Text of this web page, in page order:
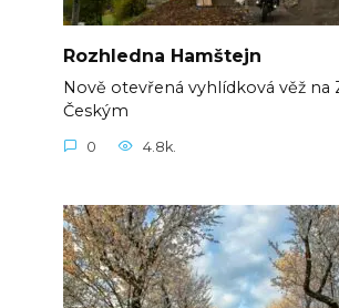
Rozhledna Hamštejn
Nově otevřená vyhlídková věž na
Českým
0 4.8k.